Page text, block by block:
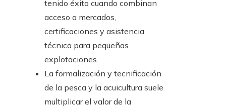
tenido éxito cuando combinan
acceso a mercados,
certificaciones y asistencia
técnica para pequeñas
explotaciones.
La formalización y tecnificación
de la pesca y la acuicultura suele
multiplicar el valor de la